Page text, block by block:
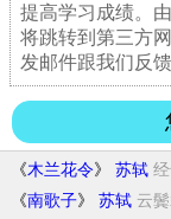
提高学习成绩。
将跳转到第三方
发邮件跟我们反馈
《木兰花令》 苏轼
《南歌子》 苏轼 云